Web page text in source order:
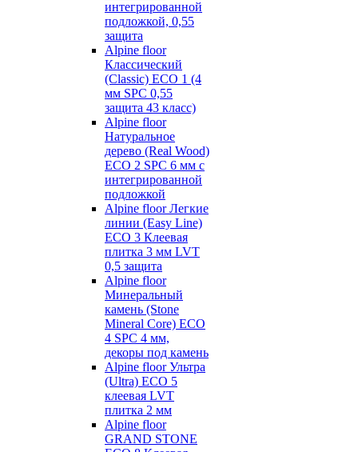
интегрированной
подложкой, 0,55
защита
Alpine floor
Классический
(Classic) ECO 1 (4
мм SPC 0,55
защита 43 класс)
Alpine floor
Натуральное
дерево (Real Wood)
ECO 2 SPC 6 мм с
интегрированной
подложкой
Alpine floor Легкие
линии (Easy Line)
ECO 3 Клеевая
плитка 3 мм LVT
0,5 защита
Alpine floor
Минеральный
камень (Stone
Mineral Core) ECO
4 SPC 4 мм,
декоры под камень
Alpine floor Ультра
(Ultra) ECO 5
клеевая LVT
плитка 2 мм
Alpine floor
GRAND STONE